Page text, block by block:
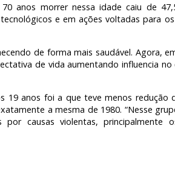
anos morrer nessa idade caiu de
e em ações voltadas para
de forma mais saudável. Agora,
de vida aumentando influencia no
anos foi a que teve menos redução
a mesma de 1980. “Nesse
por causas violentas,